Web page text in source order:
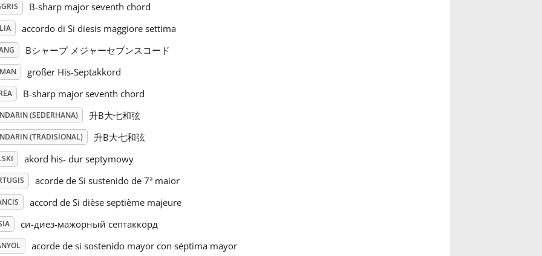
B-sharp major seventh chord
accordo di Si diesis maggiore settima
Bシャープ メジャーセブンスコード
großer His-Septakkord
B-sharp major seventh chord
(SEDERHANA) 升B大七和弦
(TRADISIONAL) 升B大七和弦
akord his- dur septymowy
acorde de Si sustenido de 7ª maior
accord de Si dièse septième majeure
си-диез-мажорный септаккорд
acorde de si sostenido mayor con séptima mayor